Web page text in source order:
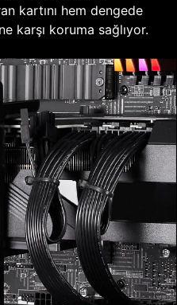
kartını hem dengede
karşı koruma sağlıyor.